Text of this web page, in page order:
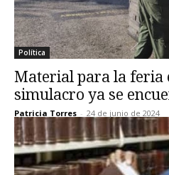
Política
Material para la feria
simulacro ya se
Patricia Torres - 24 de junio de 2024